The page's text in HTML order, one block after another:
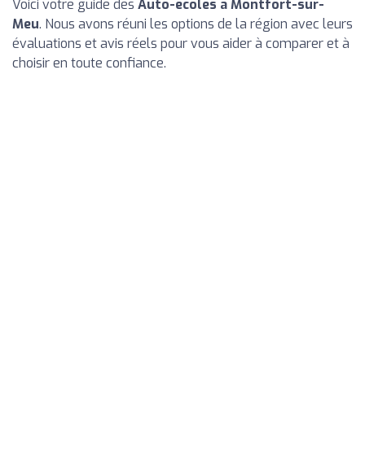
Voici votre guide des Auto-écoles à Montfort-sur-
Meu. Nous avons réuni les options de la région avec leurs
évaluations et avis réels pour vous aider à comparer et à
choisir en toute confiance.